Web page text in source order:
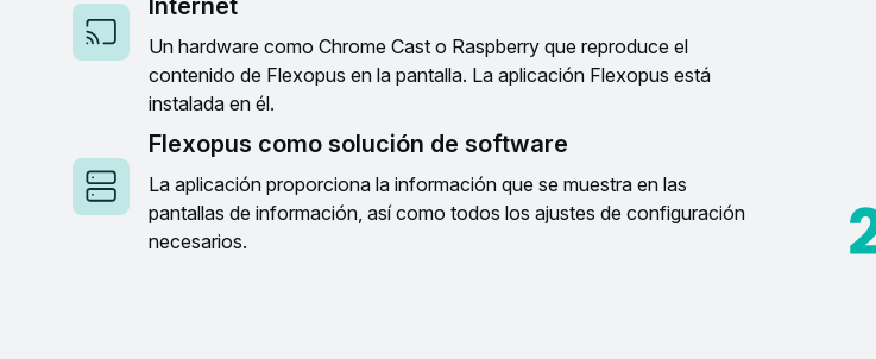
Un hardware como Chrome Cast o Raspberry que reproduce el
contenido de Flexopus en la pantalla. La aplicación Flexopus está
instalada en él.
Flexopus como solución de software
La aplicación proporciona la información que se muestra en las
pantallas de información, así como todos los ajustes de configuración
necesarios.